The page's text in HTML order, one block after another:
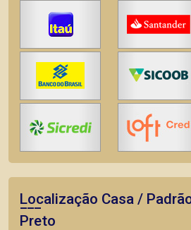
Localização Casa /
Preto